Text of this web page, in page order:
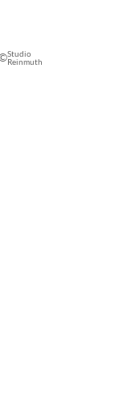
Studio
Reinmuth